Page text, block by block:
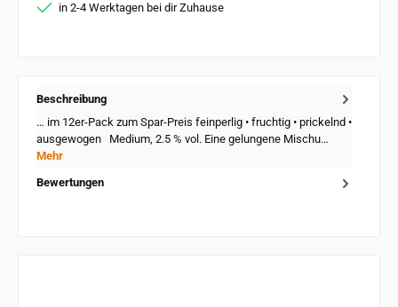
in 2-4 Werktagen bei dir Zuhause
Beschreibung
… im 12er-Pack zum Spar-Preis feinperlig • fruchtig • prickelnd •
ausgewogen Medium, 2.5 % vol. Eine gelungene Mischu…
Mehr
Bewertungen